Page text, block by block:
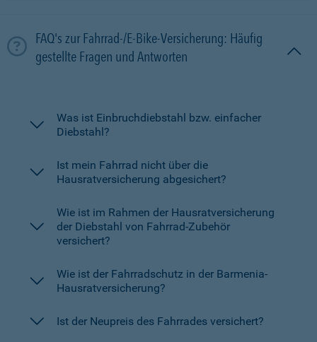
FAQ's zur Fahrrad-/E-Bike-Versicherung: Häufig
gestellte Fragen und Antworten
Was ist Einbruchdiebstahl bzw. einfacher
Diebstahl?
Ist mein Fahrrad nicht über die
Hausratversicherung abgesichert?
Wie ist im Rahmen der Hausratversicherung
der Diebstahl von Fahrrad-Zubehör
versichert?
Wie ist der Fahrradschutz in der Barmenia-
Hausratversicherung?
Ist der Neupreis des Fahrrades versichert?